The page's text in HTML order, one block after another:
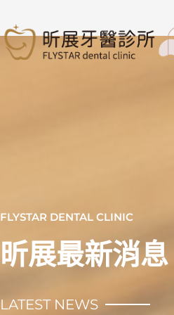
主
FLYSTAR DENTAL CLINIC
昕展最新消息
LATEST NEWS